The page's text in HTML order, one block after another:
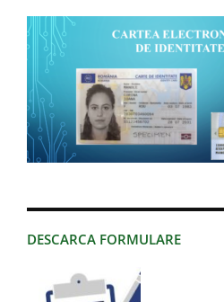
DESCARCA FORMULARE